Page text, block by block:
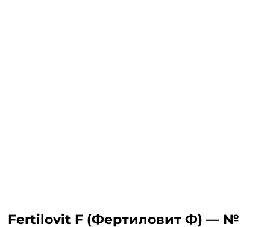
Fertilovit F (Фертиловит Ф) — №